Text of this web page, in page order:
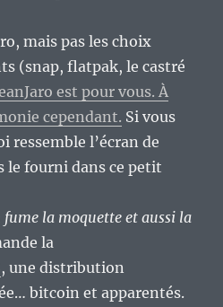
mais pas les choix
(snap, flatpak, le castré
est pour vous. À
cependant. Si vous
ressemble l’écran de
le fourni dans ce petit
fume la moquette et aussi la
la
, une distribution
bitcoin et apparentés.